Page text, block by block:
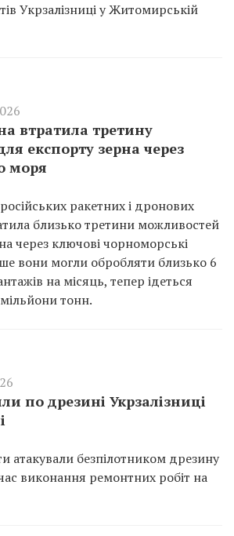
Укрзалізниці у Житомирській
втратила третину
експорту зерна через
моря
ракетних і дронових
близько третини можливостей
через ключові чорноморські
вони могли обробляти близько 6
на місяць, тепер ідеться
тонн.
по дрезині Укрзалізниці
атакували безпілотником дрезину
виконання ремонтних робіт на